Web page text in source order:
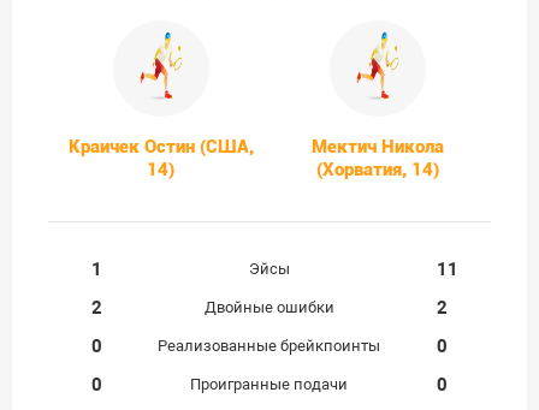
Краичек Остин (США,
14)
Мектич Никола
(Хорватия, 14)
1 Эйсы
11
2
Двойные ошибки
2
0
Реализованные брейкпоинты
0
0
Проигранные подачи 0